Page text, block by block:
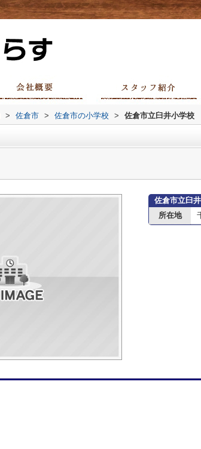
> 佐倉市 > 佐倉市の小学校 > 佐倉市立臼井小学校
佐倉市立臼
所在地